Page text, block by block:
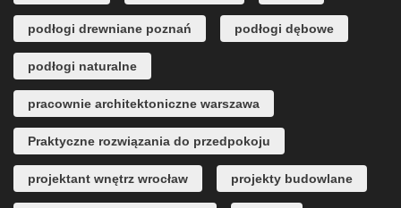
podłogi drewniane poznań podłogi dębowe
podłogi naturalne
pracownie architektoniczne warszawa
Praktyczne rozwiązania do przedpokoju
projektant wnętrz wrocław projekty budowlane